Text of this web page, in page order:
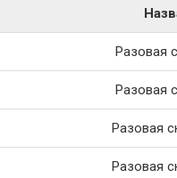
Разовая
Разовая
Разовая
Разовая